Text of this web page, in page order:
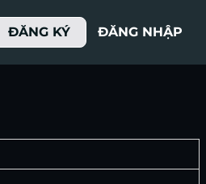
ĐĂNG KÝ ĐĂNG NHẬP